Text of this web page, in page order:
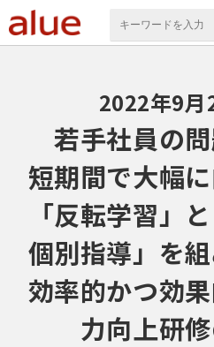
導入
お役立ち
セミナ
よくある
2022年9月
若手社員の
短期間で大幅
「反転学習」
個別指導」を組
効率的かつ効
力向上研